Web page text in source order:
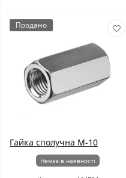
Продано
Гайка сполучна М-10
Немає в наявності